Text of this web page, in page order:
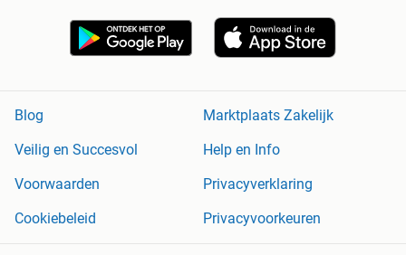
Blog
Marktplaats Zakelijk
Veilig en Succesvol
Help en Info
Voorwaarden
Privacyverklaring
Cookiebeleid
Privacyvoorkeuren